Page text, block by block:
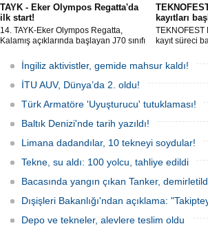
TAYK - Eker Olympos Regatta'da
ilk start!
14. TAYK-Eker Olympos Regatta,
Kalamış açıklarında başlayan J70 sınıfı
gün boyunca yelken coşkusuyla
buluşturacak organizasyonun ilk
gününde 9 tekne rüzgârla buluştu.
kayıtları
TEKNOFEST
kayıt süreci
odaklanan
tarihleri
İngiliz aktivistler, gemide mahsur kaldı!
İTU AUV, Dünya’da 2. oldu!
Türk Armatöre 'Uyuşturucu' tutuklaması!
Baltık Denizi'nde tarih yazıldı!
Limana dadandılar, 10 tekneyi soydular!
Tekne, su aldı: 100 yolcu, tahliye edildi
Bacasında yangın çıkan Tanker,
Dışişleri Bakanlığı'ndan açıklama:
Depo ve tekneler, alevlere teslim oldu